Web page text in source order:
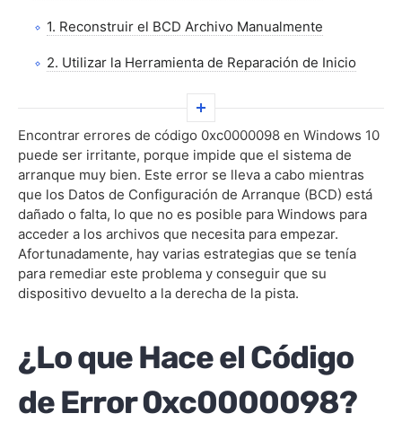
1. Reconstruir el BCD Archivo Manualmente
2. Utilizar la Herramienta de Reparación de Inicio
3. Realizar el Comando CHKDSK
4. Uso Comprobador De Archivos De Sistema
5. Realizar una Instalación Limpia
6. Actualización De Los Controladores De La
7. Obtenga Ayuda Profesional
Preguntas frecuentes
Encontrar errores de código 0xc0000098 en Windows 10
puede ser irritante, porque impide que el sistema de
arranque muy bien. Este error se lleva a cabo mientras
que los Datos de Configuración de Arranque (BCD) está
dañado o falta, lo que no es posible para Windows para
acceder a los archivos que necesita para empezar.
Afortunadamente, hay varias estrategias que se tenía
para remediar este problema y conseguir que su
dispositivo devuelto a la derecha de la pista.
¿Lo que Hace el Código
de Error 0xc0000098?